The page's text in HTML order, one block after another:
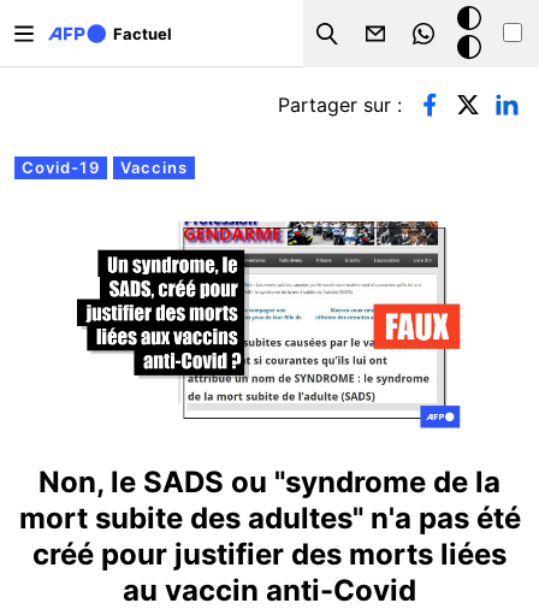
Factuel
Search
Mode
sombre
Onglets principaux
Covid-19 Vaccins
Partager sur :
Non, le SADS ou "syndrome de la
mort subite des adultes" n'a pas été
créé pour justifier des morts liées
au vaccin anti-Covid